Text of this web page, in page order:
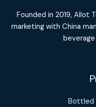
Founded in 2019, Allot
marketing with China
Bottled